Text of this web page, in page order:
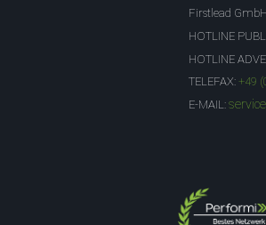
Firstlead
HOTLINE
HOTLINE
TELEFAX: +49
E-MAIL: